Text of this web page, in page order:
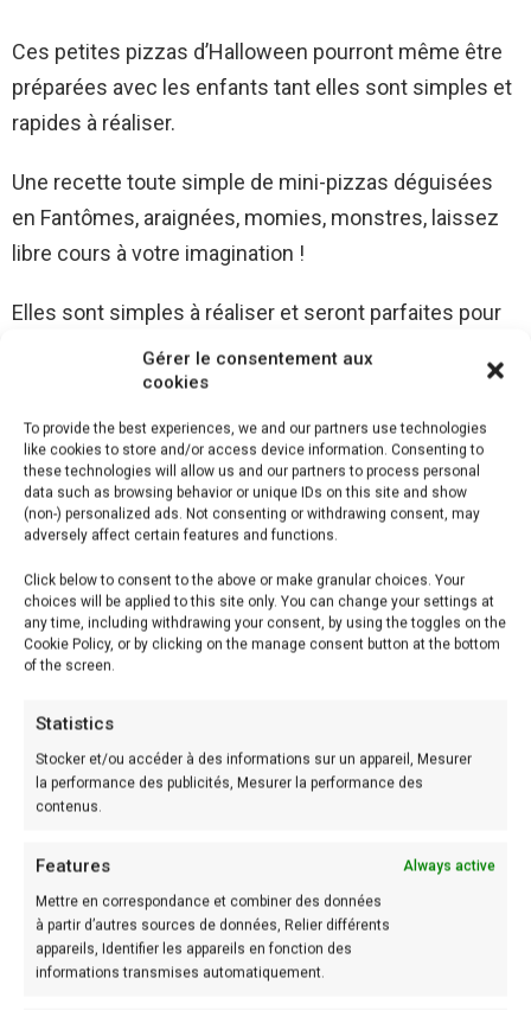
Gérer le consentement aux
cookies
To provide the best experiences, we and our partners use technologies
like cookies to store and/or access device information. Consenting to
these technologies will allow us and our partners to process personal
data such as browsing behavior or unique IDs on this site and show
(non-) personalized ads. Not consenting or withdrawing consent, may
adversely affect certain features and functions.
Click below to consent to the above or make granular choices. Your
choices will be applied to this site only. You can change your settings at
any time, including withdrawing your consent, by using the toggles on the
Cookie Policy, or by clicking on the manage consent button at the bottom
of the screen.
Statistics
Stocker et/ou accéder à des informations sur un appareil, Mesurer
la performance des publicités, Mesurer la performance des
contenus.
Features Always active
Mettre en correspondance et combiner des données
à partir d’autres sources de données, Relier différents
appareils, Identifier les appareils en fonction des
informations transmises automatiquement.
Ces petites pizzas d’Halloween pourront même être
préparées avec les enfants tant elles sont simples et
rapides à réaliser.
Une recette toute simple de mini-pizzas déguisées
en Fantômes, araignées, momies, monstres, laissez
libre cours à votre imagination !
Elles sont simples à réaliser et seront parfaites pour
votre buffet d’Halloween.
Nombre de personnes: 6 Pers.
Temps de préparation: 10 min
Temps de cuisson: 20 min
Difficulté: Facile
Ingrédients pour 6 personnes :
– 200 g de sauce tomates
– 50 g de gruyère râpé
– 10 olives noires
Préparation:
Etape: 1
À l’aide d’un emporte-pièce, coupez des disque de